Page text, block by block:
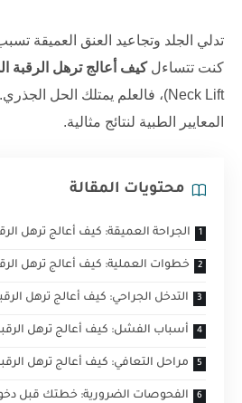
تدلي الجلد وتجاعيد العنق العميقة
كنت تتساءلكيف أعالج ترهل الرقبة
Neck Lift)، فالعلم يمتلك الحل الجذري. في
المعايير الطبية لنتائج مثالية.
محتويات المقالة
الجراحة العميقة: كيف أعالج ترهل
خطوات العملية: كيف أعالج ترهل
التدخل الجراحي: كيف أعالج ترهل
أسباب الفشل: كيف أعالج ترهل
مراحل التعافي: كيف أعالج ترهل
الفحوصات الضرورية: خطتك قبل